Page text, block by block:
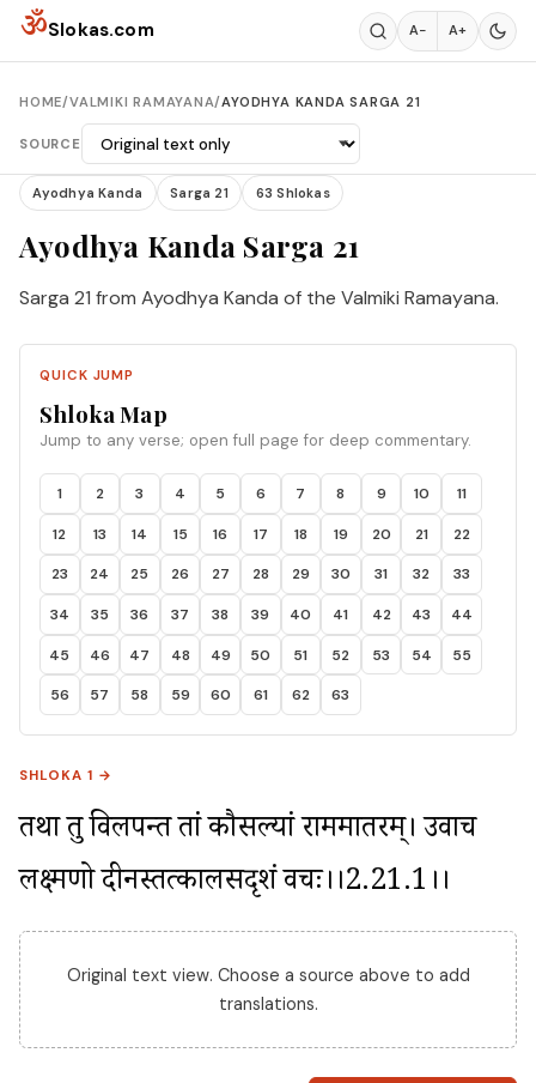
Skip to content
ॐSlokas.com A− A+
HOME/VALMIKI RAMAYANA/AYODHYA KANDA SARGA 21
SOURCE
Ayodhya Kanda Sarga 21 63 Shlokas
Ayodhya Kanda Sarga 21
Sarga 21 from Ayodhya Kanda of the Valmiki Ramayana.
QUICK JUMP
Shloka Map
Jump to any verse; open full page for deep commentary.
1 2 3 4 5 6 7 8 9 10 11
12 13 14 15 16 17 18 19 20 21 22
23 24 25 26 27 28 29 30 31 32 33
34 35 36 37 38 39 40 41 42 43 44
45 46 47 48 49 50 51 52 53 54 55
56 57 58 59 60 61 62 63
SHLOKA 1 →
तथा तु विलपन्तीं तां कौसल्यां राममातरम्। उवाच
लक्ष्मणो दीनस्तत्कालसदृशं वचः।।2.21.1।।
Original text view. Choose a source above to add
translations.